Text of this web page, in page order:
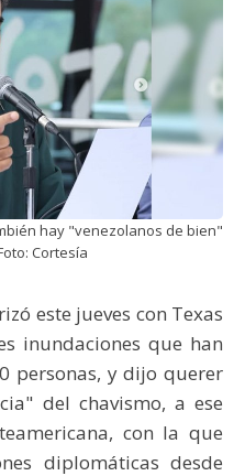
hay "venezolanos de bien"
Cortesía
este jueves con Texas
inundaciones que han
personas, y dijo querer
del chavismo, a ese
con la que
diplomáticas desde